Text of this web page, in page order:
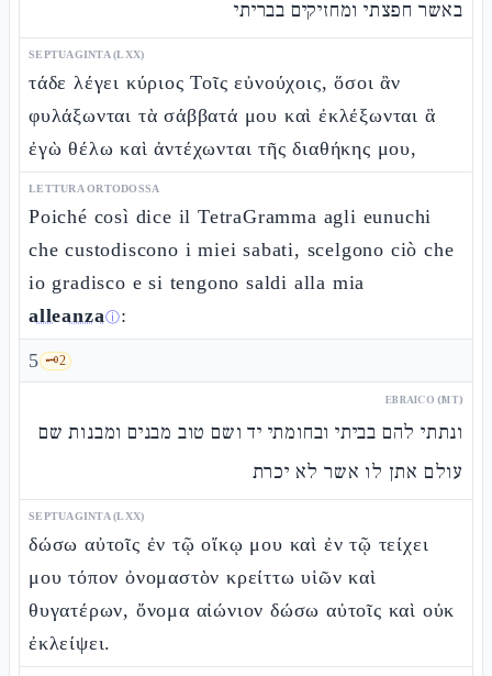
באשר חפצתי ומחזיקים בבריתי
SEPTUAGINTA (LXX)
τάδε λέγει κύριος Τοῖς εὐνούχοις, ὅσοι ἂν
φυλάξωνται τὰ σάββατά μου καὶ ἐκλέξωνται ἃ
ἐγὼ θέλω καὶ ἀντέχωνται τῆς διαθήκης μου,
LETTURA ORTODOSSA
Poiché così dice il TetraGramma agli eunuchi
che custodiscono i miei sabati, scelgono ciò che
io gradisco e si tengono saldi alla mia
alleanzaⓘ:
5 🗝️2
EBRAICO (MT)
ונתתי להם בביתי ובחומתי יד ושם טוב מבנים ומבנות שם
עולם אתן לו אשר לא יכרת
SEPTUAGINTA (LXX)
δώσω αὐτοῖς ἐν τῷ οἴκῳ μου καὶ ἐν τῷ τείχει
μου τόπον ὀνομαστὸν κρείττω υἱῶν καὶ
θυγατέρων, ὄνομα αἰώνιον δώσω αὐτοῖς καὶ οὐκ
ἐκλείψει.